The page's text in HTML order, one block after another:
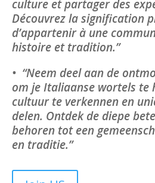
culture et partager des
Découvrez la signification
d’appartenir à une
histoire et tradition.”
• “Neem deel aan de
om je Italiaanse wortels te
cultuur te verkennen en
delen. Ontdek de diepe
behoren tot een
en traditie.”